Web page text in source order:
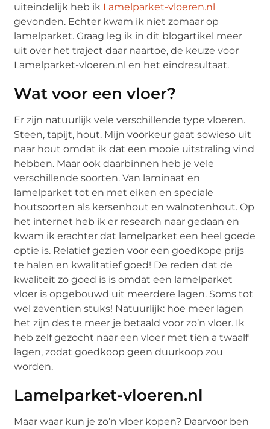
uiteindelijk heb ik Lamelparket-vloeren.nl
gevonden. Echter kwam ik niet zomaar op
lamelparket. Graag leg ik in dit blogartikel meer
uit over het traject daar naartoe, de keuze voor
Lamelparket-vloeren.nl en het eindresultaat.
Wat voor een vloer?
Er zijn natuurlijk vele verschillende type vloeren.
Steen, tapijt, hout. Mijn voorkeur gaat sowieso uit
naar hout omdat ik dat een mooie uitstraling vind
hebben. Maar ook daarbinnen heb je vele
verschillende soorten. Van laminaat en
lamelparket tot en met eiken en speciale
houtsoorten als kersenhout en walnotenhout. Op
het internet heb ik er research naar gedaan en
kwam ik erachter dat lamelparket een heel goede
optie is. Relatief gezien voor een goedkope prijs
te halen en kwalitatief goed! De reden dat de
kwaliteit zo goed is is omdat een lamelparket
vloer is opgebouwd uit meerdere lagen. Soms tot
wel zeventien stuks! Natuurlijk: hoe meer lagen
het zijn des te meer je betaald voor zo’n vloer. Ik
heb zelf gezocht naar een vloer met tien a twaalf
lagen, zodat goedkoop geen duurkoop zou
worden.
Lamelparket-vloeren.nl
Maar waar kun je zo’n vloer kopen? Daarvoor ben